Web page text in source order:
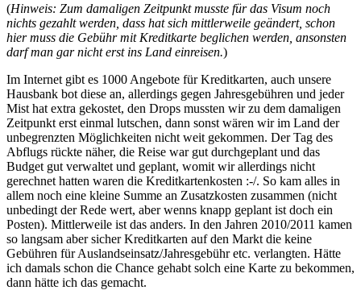
(Hinweis: Zum damaligen Zeitpunkt musste für das Visum noch
nichts gezahlt werden, dass hat sich mittlerweile geändert, schon
hier muss die Gebühr mit Kreditkarte beglichen werden, ansonsten
darf man gar nicht erst ins Land einreisen.)
Im Internet gibt es 1000 Angebote für Kreditkarten, auch unsere
Hausbank bot diese an, allerdings gegen Jahresgebühren und jeder
Mist hat extra gekostet, den Drops mussten wir zu dem damaligen
Zeitpunkt erst einmal lutschen, dann sonst wären wir im Land der
unbegrenzten Möglichkeiten nicht weit gekommen. Der Tag des
Abflugs rückte näher, die Reise war gut durchgeplant und das
Budget gut verwaltet und geplant, womit wir allerdings nicht
gerechnet hatten waren die Kreditkartenkosten :-/. So kam alles in
allem noch eine kleine Summe an Zusatzkosten zusammen (nicht
unbedingt der Rede wert, aber wenns knapp geplant ist doch ein
Posten). Mittlerweile ist das anders. In den Jahren 2010/2011 kamen
so langsam aber sicher Kreditkarten auf den Markt die keine
Gebühren für Auslandseinsatz/Jahresgebühr etc. verlangten. Hätte
ich damals schon die Chance gehabt solch eine Karte zu bekommen,
dann hätte ich das gemacht.